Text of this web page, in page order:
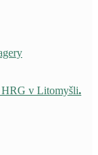
HRG v Litomyšli.